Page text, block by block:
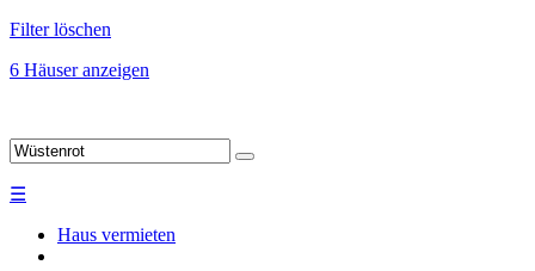
Filter löschen
6 Häuser anzeigen
☰
Haus vermieten